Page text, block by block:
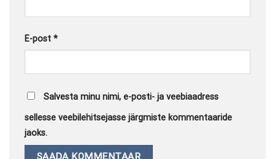
E-post *
Salvesta minu nimi, e-posti- ja veebiaadress
sellesse veebilehitsejasse järgmiste kommentaaride
jaoks.